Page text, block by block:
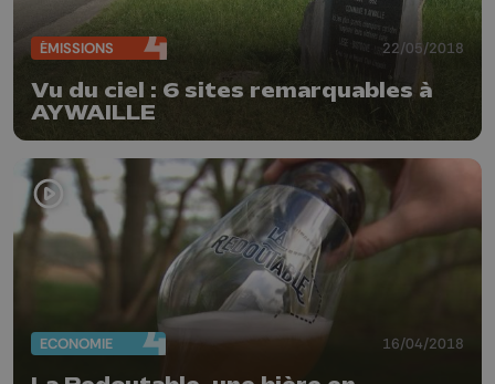
ÉMISSIONS 22/05/2018
Vu du ciel : 6 sites remarquables à
AYWAILLE
ECONOMIE 16/04/2018